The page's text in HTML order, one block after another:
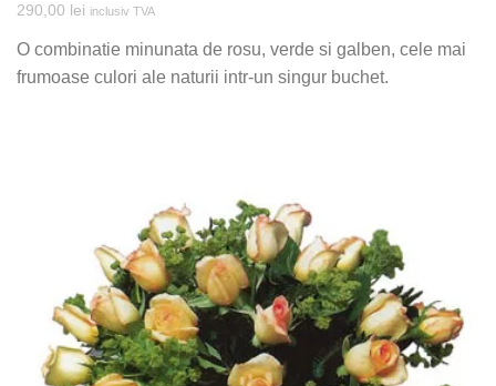
290,00 lei inclusiv TVA
O combinatie minunata de rosu, verde si galben, cele mai
frumoase culori ale naturii intr-un singur buchet.